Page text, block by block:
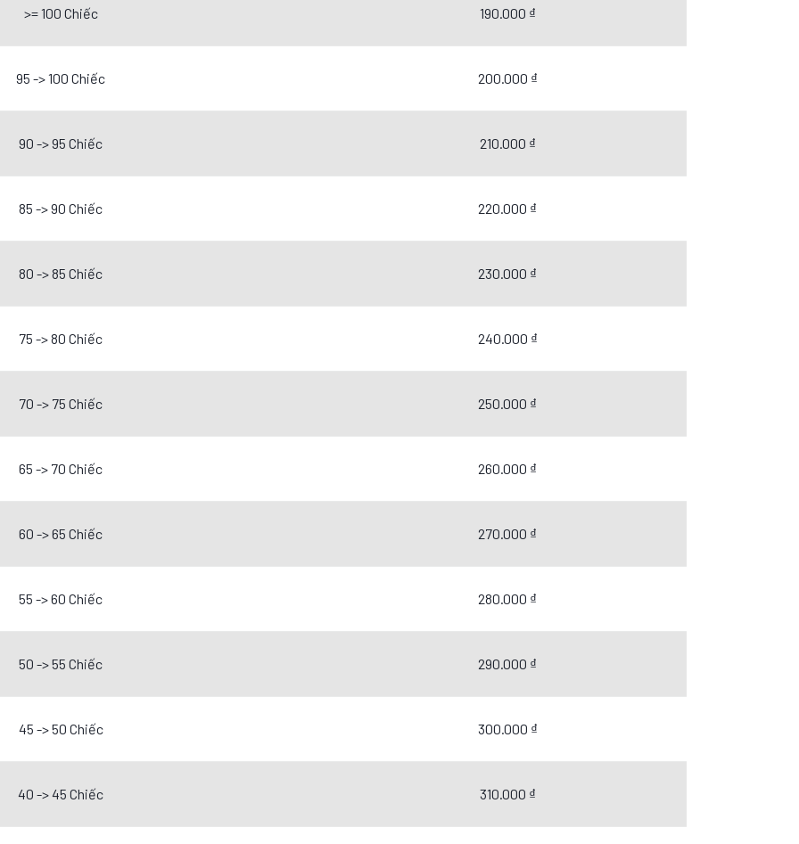
>= 100 Chiếc 190.000 ₫
95 -> 100 Chiếc 200.000 ₫
90 -> 95 Chiếc 210.000 ₫
85 -> 90 Chiếc 220.000 ₫
80 -> 85 Chiếc 230.000 ₫
75 -> 80 Chiếc 240.000 ₫
70 -> 75 Chiếc 250.000 ₫
65 -> 70 Chiếc 260.000 ₫
60 -> 65 Chiếc 270.000 ₫
55 -> 60 Chiếc 280.000 ₫
50 -> 55 Chiếc 290.000 ₫
45 -> 50 Chiếc 300.000 ₫
40 -> 45 Chiếc 310.000 ₫